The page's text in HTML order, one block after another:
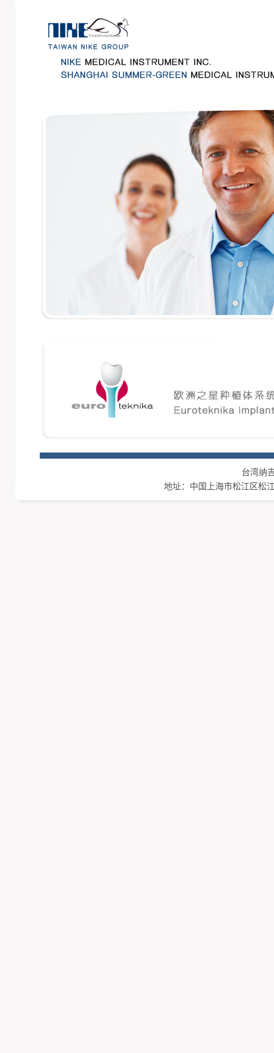
台湾纳
地址：中国上海市松江区